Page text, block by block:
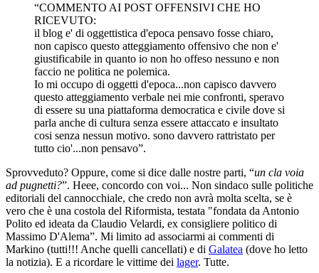
“COMMENTO AI POST OFFENSIVI CHE HO
RICEVUTO:
il blog e' di oggettistica d'epoca pensavo fosse chiaro,
non capisco questo atteggiamento offensivo che non e'
giustificabile in quanto io non ho offeso nessuno e non
faccio ne politica ne polemica.
Io mi occupo di oggetti d'epoca...non capisco davvero
questo atteggiamento verbale nei mie confronti, speravo
di essere su una piattaforma democratica e civile dove si
parla anche di cultura senza essere attaccato e insultato
cosi senza nessun motivo. sono davvero rattristato per
tutto cio'...non pensavo”.
Sprovveduto? Oppure, come si dice dalle nostre parti, “un cla voia
ad pugnetti?”. Heee, concordo con voi... Non sindaco sulle politiche
editoriali del cannocchiale, che credo non avrà molta scelta, se è
vero che è una costola del Riformista, testata "fondata da Antonio
Polito ed ideata da Claudio Velardi, ex consigliere politico di
Massimo D'Alema”. Mi limito ad associarmi ai commenti di
Markino (tutti!!! Anche quelli cancellati) e di Galatea (dove ho letto
la notizia). E a ricordare le vittime dei lager. Tutte.